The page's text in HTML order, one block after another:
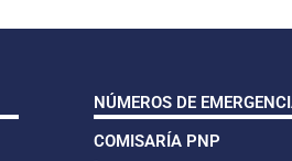
NÚMEROS DE
COMISARÍA PNP